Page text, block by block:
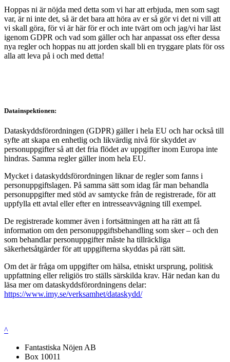
Hoppas ni är nöjda med detta som vi har att erbjuda, men som sagt
var, är ni inte det, så är det bara att höra av er så gör vi det ni vill att
vi skall göra, för vi är här för er och inte tvärt om och jag/vi har läst
igenom GDPR och vad som gäller och har anpassat oss efter dessa
nya regler och hoppas nu att jorden skall bli en tryggare plats för oss
alla att leva på i och med detta!
Datainspektionen:
Dataskyddsförordningen (GDPR) gäller i hela EU och har också till
syfte att skapa en enhetlig och likvärdig nivå för skyddet av
personuppgifter så att det fria flödet av uppgifter inom Europa inte
hindras. Samma regler gäller inom hela EU.
Mycket i dataskyddsförordningen liknar de regler som fanns i
personuppgiftslagen. På samma sätt som idag får man behandla
personuppgifter med stöd av samtycke från de registrerade, för att
uppfylla ett avtal eller efter en intresseavvägning till exempel.
De registrerade kommer även i fortsättningen att ha rätt att få
information om den personuppgiftsbehandling som sker – och den
som behandlar personuppgifter måste ha tillräckliga
säkerhetsåtgärder för att uppgifterna skyddas på rätt sätt.
Om det är fråga om uppgifter om hälsa, etniskt ursprung, politisk
uppfattning eller religiös tro ställs särskilda krav. Här nedan kan du
läsa mer om dataskyddsförordningens delar:
https://www.imy.se/verksamhet/dataskydd/
^
Fantastiska Nöjen AB
Box 10011